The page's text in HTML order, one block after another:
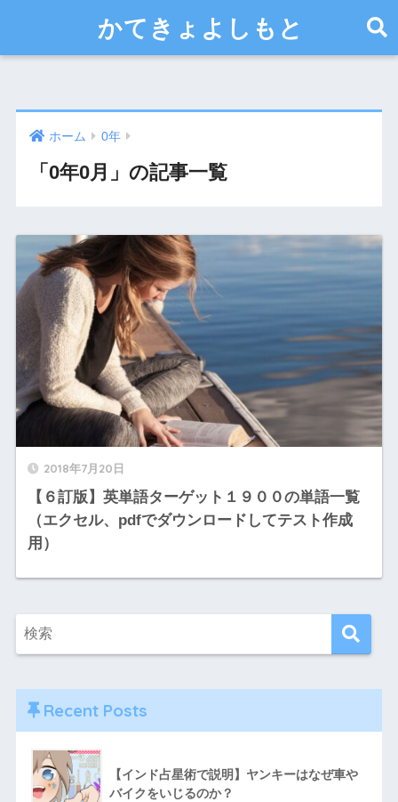
かてきょよしもと
ホーム 0年
「0年0月」の記事一覧
2018年7月20日
【６訂版】英単語ターゲット１９００の単語一覧
（エクセル、pdfでダウンロードしてテスト作成
用）
Recent Posts
【インド占星術で説明】ヤンキーはなぜ車や
バイクをいじるのか？